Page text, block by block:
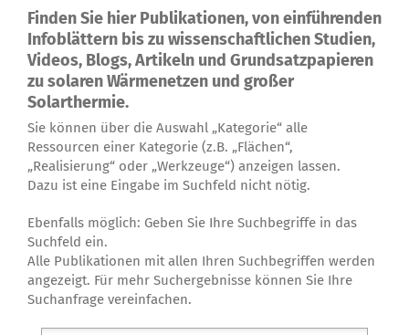
Finden Sie hier Publikationen, von einführenden
Infoblättern bis zu wissenschaftlichen Studien,
Videos, Blogs, Artikeln und Grundsatzpapieren
zu solaren Wärmenetzen und großer
Solarthermie.
Sie können über die Auswahl „Kategorie“ alle
Ressourcen einer Kategorie (z.B. „Flächen“,
„Realisierung“ oder „Werkzeuge“) anzeigen lassen.
Dazu ist eine Eingabe im Suchfeld nicht nötig.
Ebenfalls möglich: Geben Sie Ihre Suchbegriffe in das
Suchfeld ein.
Alle Publikationen mit allen Ihren Suchbegriffen werden
angezeigt. Für mehr Suchergebnisse können Sie Ihre
Suchanfrage vereinfachen.